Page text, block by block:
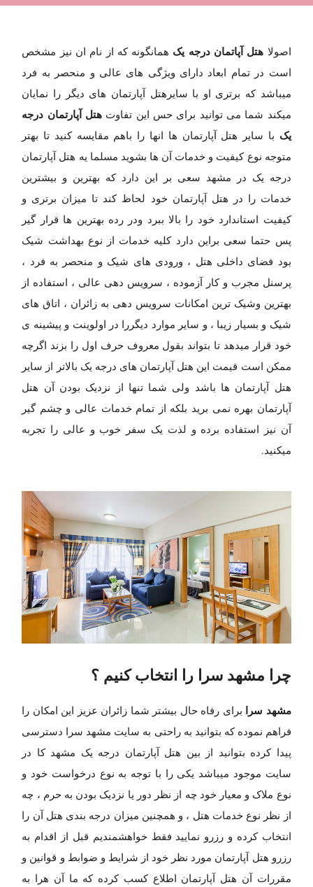
اصولا هتل آپاتمان درجه یک همانگونه که از نام ان نیز مشخص
است در تمام ابعاد دارای ویژگی های عالی و منحصر به فرد
میباشد که برتری او با سایرهتل آپارتمان های دیگر را نمایان
میکند شما می توانید برای حس این تفاوت هتل آپارتمان درجه
یک با سایر هتل آپارتمان ها انها را باهم مقایسه کنید تا بهتر
متوجه نوع کیفیت و خدمات آن ها بشوید مسلما یه هتل آپارتمان
درجه یک در مشهد سعی بر این دارد که بهترین و بیشترین
خدمات را در هتل آپارتمان خود لحاظ کند تا میزان برتری و
کیفیت استاندارد خود را بالا ببرد ودر رده بهترین ها قرار گیر
پس حتما سعی براین دارد کلیه خدمات از نوع بهداشت شیک
بود فضای داخلی هتل ، ورودی های شیک و منحصر به فرد ،
پرسنل مجرب و کار آزموده ، سرویس دهی عالی ، استفاده از
بهترین وشیک ترین امکانات سرویس دهی به زائران ، اتاق های
شیک و بسیار زیبا ، و سایر موارد دیگررا در اولوینت و پیشینه ی
خود قرار میدهد تا بتواند بقول معروف حرف اول را بزند اگرچه
ممکن است قیمت این هتل آپارتمان های درجه یک بالاتر از سایر
هتل آپارتمان ها باشد ولی شما تنها از نزدیک بودن آن هتل
آپارتمان بهره نمی برید بلکه از تمام خدمات عالی و چشم گیر
آن نیز استفاده برده و لذت یک سفر خوب و عالی را تجربه
میکنید.
چرا مشهد سرا را انتخاب کنیم ؟
مشهد سرا برای رفاه حال بیشتر شما زائران عزیز این امکان را
فراهم نموده که بتوانید به راحتی به سایت مشهد سرا دسترسی
پیدا کرده بتوانید از بین هتل آپارتمان درجه یک مشهد کا در
سایت موجود میباشد یکی را با توجه به نوع درخواست خود و
نوع ملاک و معیار خود چه از نظر دور یا نزدیک بودن به حرم ، چه
از نظر نوع خدمات هتل ، و همچنین میزان درجه بندی هتل آن را
انتخاب کرده و رزرو نمایید فقط خواهشمندیم قبل از اقدام به
رزرو هتل آپارتمان مورد نظر خود از شرایط و ضوابط و قوانین و
مقررات آن هتل آپارتمان اطلاع کسب کرده که ما آن هرا به